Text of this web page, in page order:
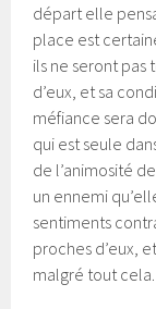
départ elle
place est
ils ne seront
d’eux, et sa
méfiance sera
qui est seule
de l’animosité
un ennemi
sentiments
proches d’eux,
malgré tout cela.